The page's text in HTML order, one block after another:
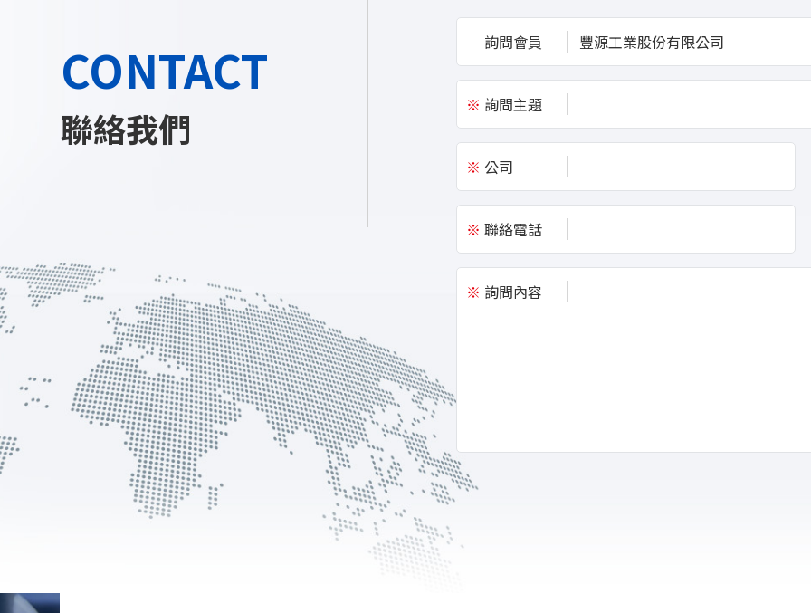
CONTACT
聯絡我們
詢問會員 豐源工業股份有限公司
※ 詢問主題
※ 公司
※ 聯絡電話
※ 詢問內容